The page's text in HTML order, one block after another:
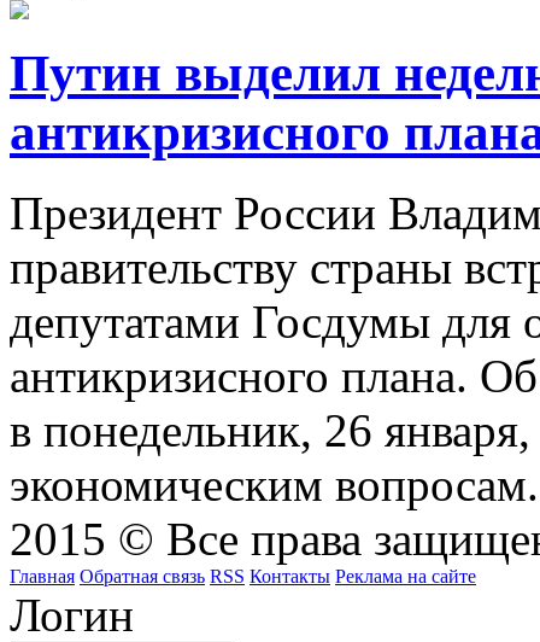
Путин выделил
антикризисного
Президент России
правительству страны
депутатами Госдумы для
антикризисного плана. Об
в понедельник, 26
экономическим вопросам.
2015 © Все права
Главная Обратная связь RSS Контакты Реклама на сайте
Логин